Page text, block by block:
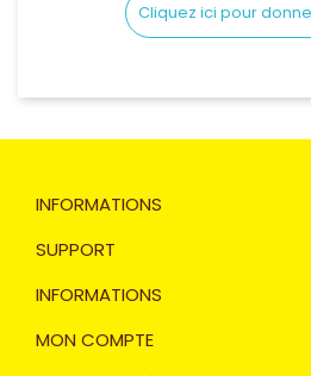
Cliquez ici pour
INFORMATIONS
SUPPORT
INFORMATIONS
MON COMPTE